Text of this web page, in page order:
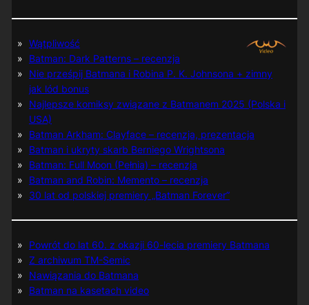
Wątpliwość
Batman: Dark Patterns – recenzja
Nie prześpij Batmana i Robina P. K. Johnsona + zimny
jak lód bonus
Najlepsze komiksy związane z Batmanem 2025 (Polska i
USA)
Batman Arkham: Clayface – recenzja, prezentacja
Batman i ukryty skarb Berniego Wrightsona
Batman: Full Moon (Pełnia) – recenzja
Batman and Robin: Memento – recenzja
30 lat od polskiej premiery „Batman Forever”
Powrót do lat 60. z okazji 60-lecia premiery Batmana
Z archiwum TM-Semic
Nawiązania do Batmana
Batman na kasetach video